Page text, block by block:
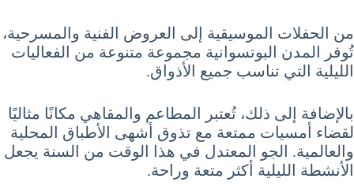
من الحفلات الموسيقية إلى العروض الفنية والمسرحية،
تُوفر المدن البوتسوانية مجموعة متنوعة من الفعاليات
الليلية التي تناسب جميع الأذواق.
بالإضافة إلى ذلك، تُعتبر المطاعم والمقاهي مكانًا مثاليًا
لقضاء أمسيات ممتعة مع تذوق أشهى الأطباق المحلية
والعالمية. الجو المعتدل في هذا الوقت من السنة يجعل
الأنشطة الليلية أكثر متعة وراحة.